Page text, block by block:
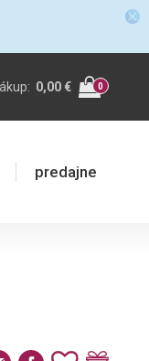
0,00 € 0
predajne